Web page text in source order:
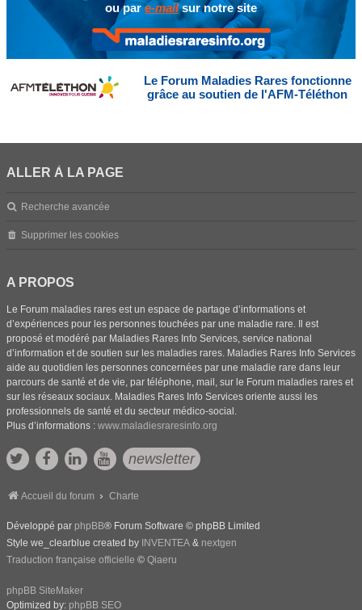
ou pare-mailsur notre site
Le Forum Maladies Rares fonctionne
grâce au soutien de l'AFM-Téléthon
ALLER À LA PAGE
Recherche avancée
Supprimer les cookies
A PROPOS
Le Forum maladies rares est un espace de partage d’informations et
d’expériences pour les personnes touchées par une maladie rare. Il est
proposé et modéré par Maladies Rares Info Services, service national
d’information et de soutien sur les maladies rares. Maladies Rares Info Services
aide au quotidien les personnes concernées par une maladie rare dans leur
parcours de santé et de vie, par téléphone, mail, sur le Forum maladies rares et
sur les réseaux sociaux. Maladies Rares Info Services oriente aussi les
professionnels de santé et du secteur médico-social.
Plus d’informations : www.maladiesraresinfo.org
newsletter
Accueil du forum Charte
Développé par phpBB® Forum Software © phpBB Limited
Style we_clearblue created by INVENTEA & nextgen
Traduction française officielle © Qiaeru
phpBB SiteMaker
Optimized by: phpBB SEO